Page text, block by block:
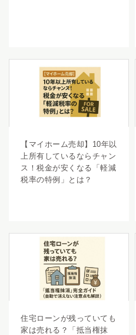
【マイホーム売却】10年以
上所有しているならチャン
ス！税金が安くなる「軽減
税率の特例」とは？
住宅ローンが残っていても
家は売れる？「抵当権抹